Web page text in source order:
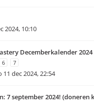
2024, 10:10
Decemberkalender 2024
6 7
11 dec 2024, 22:54
7 september 2024! (doneren